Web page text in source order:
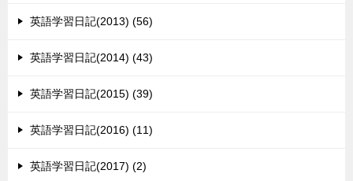
英語学習日記(2013) (56)
英語学習日記(2014) (43)
英語学習日記(2015) (39)
英語学習日記(2016) (11)
英語学習日記(2017) (2)